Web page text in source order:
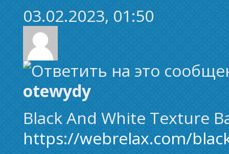
03.02.2023, 01:50
otewydy
Black And White Texture
https://webrelax.com/